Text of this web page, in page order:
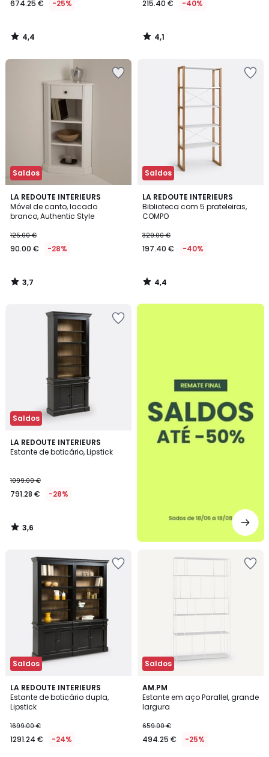
em
de
899.00
674.25 € -25%
4,4
/
215.40 € -40%
4,1
/
Saldos
LA REDOUTE INTERIEURS
Móvel de canto, lacado
branco, Authentic Style
125.00 €
90.00 € -28%
3,7
/ 5
3,7
/
Saldos
LA REDOUTE INTERIEURS
Biblioteca com 5 prateleiras,
COMPO
329.00 €
197.40 € -40%
4,4
/ 5
4,4
/
Saldos
LA REDOUTE INTERIEURS
Estante de boticário, Lipstick
1099.00 €
791.28 € -28%
3,6
/ 5
3,6
/
até
Saldos
LA REDOUTE INTERIEURS
Estante de boticário dupla,
Lipstick
1699.00 €
1291.24 € -24%
3,8
/ 5
Saldos
AM.PM
Estante em aço Parallel, grande
largura
659.00 €
494.25 € -25%
4,5
/ 5
2
Cores